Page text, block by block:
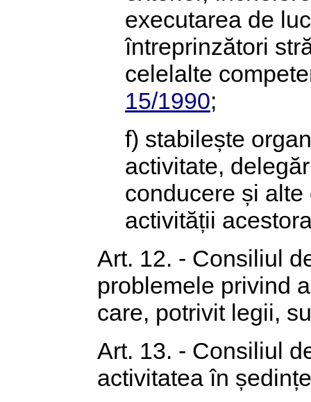
executarea de
întreprinzători
celelalte
15/1990;
f) stabilește
activitate,
conducere și
activității
Art. 12. - Consiliul
problemele privind
care, potrivit legii,
Art. 13. - Consiliul
activitatea în